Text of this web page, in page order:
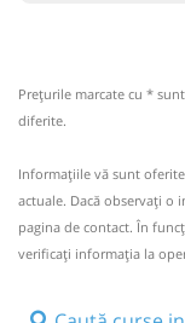
Opinii călători
+40766950005
Nu a circulat?
Pune
Prețurile marcate cu *
diferite.
Informaţiile vă sunt
actuale. Dacă observați o
pagina de contact. În
verificaţi informaţia la